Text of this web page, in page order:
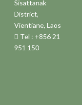
Sisattanak
District,
Vientiane, Laos
Tel : +856 21
951 150